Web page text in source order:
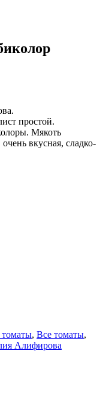
простой.
Мякоть
вкусная, сладко-
, Все томаты,
Алифирова